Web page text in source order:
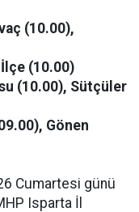
(10.00),
(10.00)
(10.00), Sütçüler
Gönen
Cumartesi günü
Isparta İl